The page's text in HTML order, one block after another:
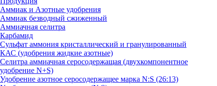
Аммиак и Азотные удобрения
Аммиак безводный сжиженный
Аммиачная селитра
Карбамид
Сульфат аммония кристаллический и гранулированный
КАС (удобрения жидкие азотные)
Селитра аммиачная серосодержащая (двухкомпонентное
удобрение N+S)
Удобрение азотное серосодержащее марка N:S (26:13)